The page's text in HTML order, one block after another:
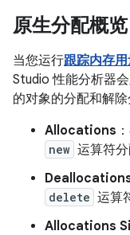
原生分配概览
当您运行跟踪内存用
Studio 性能分析器
的对象的分配和解
Allocations
new 运算符分
delete 运算
Allocations